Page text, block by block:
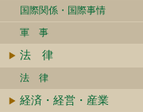
国際関係・国際事情
軍 事
法 律
法 律
経済・経営・産業